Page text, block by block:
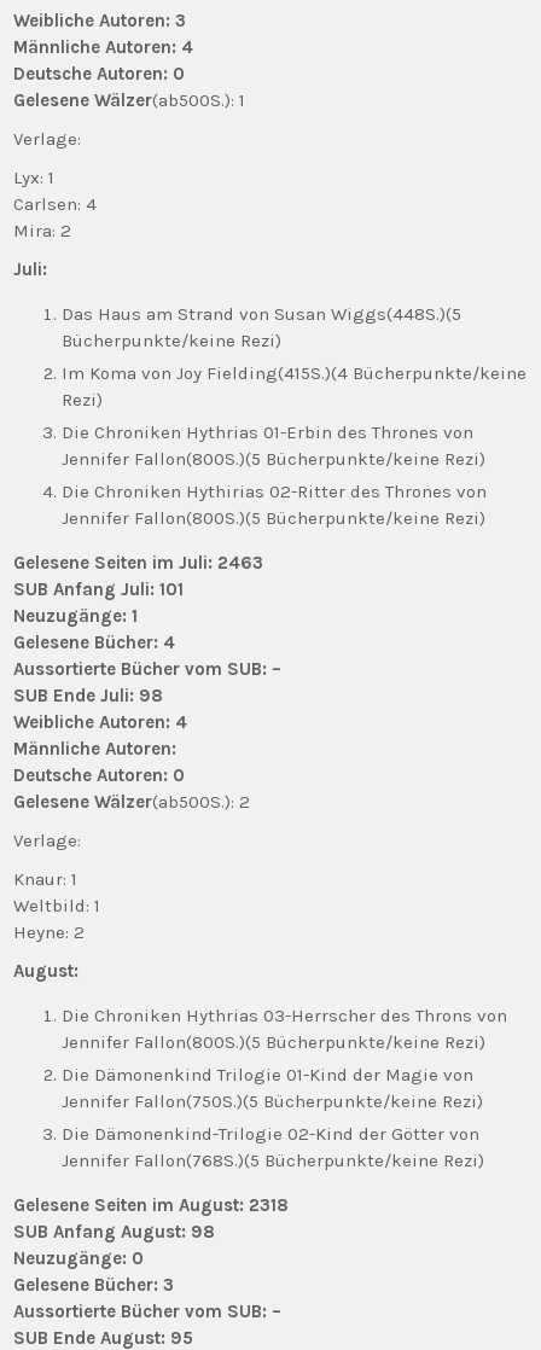
Weibliche Autoren: 3
Männliche Autoren: 4
Deutsche Autoren: 0
Gelesene Wälzer(ab500S.): 1
Verlage:
Lyx: 1
Carlsen: 4
Mira: 2
Juli:
Das Haus am Strand von Susan Wiggs(448S.)(5
Bücherpunkte/keine Rezi)
Im Koma von Joy Fielding(415S.)(4 Bücherpunkte/keine
Rezi)
Die Chroniken Hythrias 01-Erbin des Thrones von
Jennifer Fallon(800S.)(5 Bücherpunkte/keine Rezi)
Die Chroniken Hythirias 02-Ritter des Thrones von
Jennifer Fallon(800S.)(5 Bücherpunkte/keine Rezi)
Gelesene Seiten im Juli: 2463
SUB Anfang Juli: 101
Neuzugänge: 1
Gelesene Bücher: 4
Aussortierte Bücher vom SUB: –
SUB Ende Juli: 98
Weibliche Autoren: 4
Männliche Autoren:
Deutsche Autoren: 0
Gelesene Wälzer(ab500S.): 2
Verlage:
Knaur: 1
Weltbild: 1
Heyne: 2
August:
Die Chroniken Hythrias 03-Herrscher des Throns von
Jennifer Fallon(800S.)(5 Bücherpunkte/keine Rezi)
Die Dämonenkind Trilogie 01-Kind der Magie von
Jennifer Fallon(750S.)(5 Bücherpunkte/keine Rezi)
Die Dämonenkind-Trilogie 02-Kind der Götter von
Jennifer Fallon(768S.)(5 Bücherpunkte/keine Rezi)
Gelesene Seiten im August: 2318
SUB Anfang August: 98
Neuzugänge: 0
Gelesene Bücher: 3
Aussortierte Bücher vom SUB: –
SUB Ende August: 95